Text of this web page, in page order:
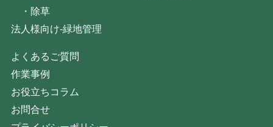
・ 除草
法人様向け-緑地管理
よくあるご質問
作業事例
お役立ちコラム
お問合せ